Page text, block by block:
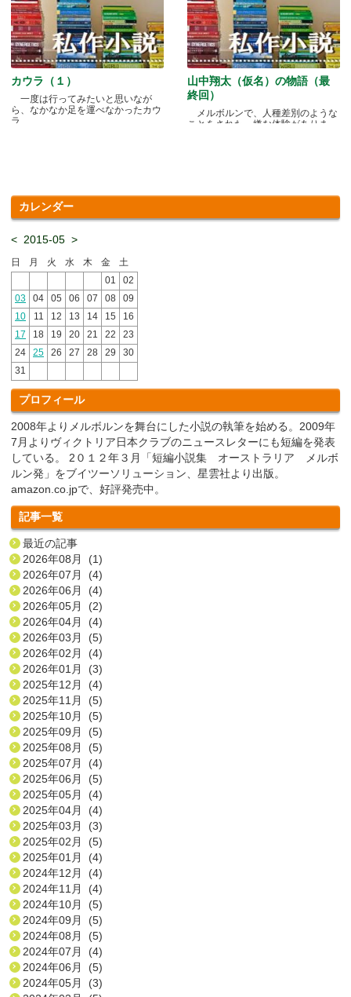
カウラ（１）
一度は行ってみたいと思いなが
ら、なかなか足を運べなかったカウ
ラ.....
山中翔太（仮名）の物語（最
終回）
メルボルンで、人種差別のような
ことをされた、嫌な体験がありま
カレンダー
< 2015-05 >
日 月 火 水 木 金
土
01
02
03
04 05 06 07 08
09
10
11 12 13 14 15
16
17
18 19 20 21 22
23
24
25 26 27 28 29
30
31
プロフィール
2008年よりメルボルンを舞台にした小説の執筆を始める。2009年
7月よりヴィクトリア日本クラブのニュースレターにも短編を発表
している。 2０１２年３月「短編小説集 オーストラリア メルボ
ルン発」をブイツーソリューション、星雲社より出版。
amazon.co.jpで、好評発売中。
記事一覧
最近の記事
2026年08月 (1)
2026年07月 (4)
2026年06月 (4)
2026年05月 (2)
2026年04月 (4)
2026年03月 (5)
2026年02月 (4)
2026年01月 (3)
2025年12月 (4)
2025年11月 (5)
2025年10月 (5)
2025年09月 (5)
2025年08月 (5)
2025年07月 (4)
2025年06月 (5)
2025年05月 (4)
2025年04月 (4)
2025年03月 (3)
2025年02月 (5)
2025年01月 (4)
2024年12月 (4)
2024年11月 (4)
2024年10月 (5)
2024年09月 (5)
2024年08月 (5)
2024年07月 (4)
2024年06月 (5)
2024年05月 (3)